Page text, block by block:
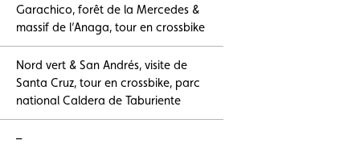
Garachico, forêt de la Mercedes &
massif de l’Anaga, tour en crossbike
Nord vert & San Andrés, visite de
Santa Cruz, tour en crossbike, parc
national Caldera de Taburiente
–